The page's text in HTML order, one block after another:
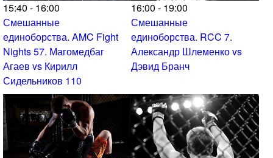
15:40 - 16:00
Смешанные
единоборства. AMC Fight
Nights 57. Магомедбаг
Агаев vs Кирилл
Сидельников 110
16:00 - 19:00
Смешанные
единоборства. RCC 7.
Александр Шлеменко vs
Дэвид Бранч